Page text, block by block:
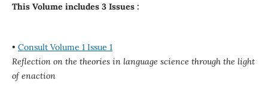
This Volume includes 3 Issues :
• Consult Volume 1 Issue 1
Reflection on the theories in language science through the light
of enaction